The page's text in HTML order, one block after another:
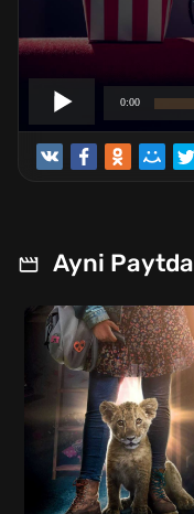
Ayni